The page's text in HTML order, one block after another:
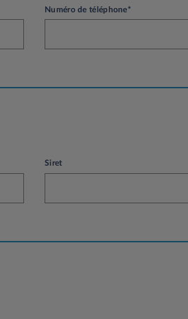
Numéro de téléphone*
Siret